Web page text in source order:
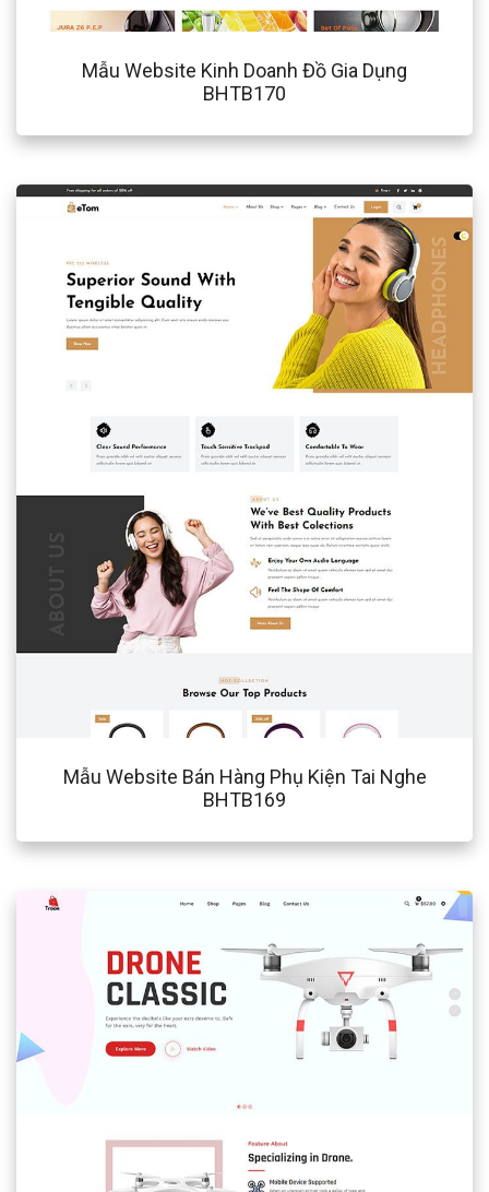
Mẫu Website Kinh Doanh Đồ Gia Dụng
BHTB170
Mẫu Website Bán Hàng Phụ Kiện Tai Nghe
BHTB169